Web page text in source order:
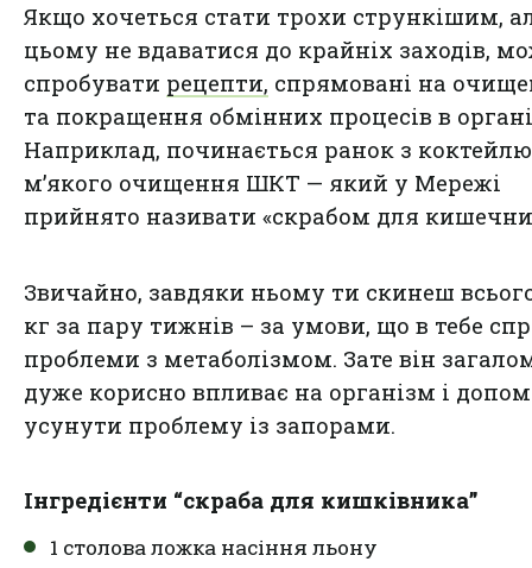
Якщо хочеться стати трохи стрункішим,
цьому не вдаватися до крайніх заходів,
спробувати рецепти, спрямовані на
та покращення обмінних процесів в
Наприклад, починається ранок з
м’якого очищення ШКТ — який у Мережі
прийнято називати «скрабом для
Звичайно, завдяки ньому ти скинеш
кг за пару тижнів – за умови, що в тебе
проблеми з метаболізмом. Зате він
дуже корисно впливає на організм і
усунути проблему із запорами.
Інгредієнти “скраба для кишківника”
1 столова ложка насіння льону